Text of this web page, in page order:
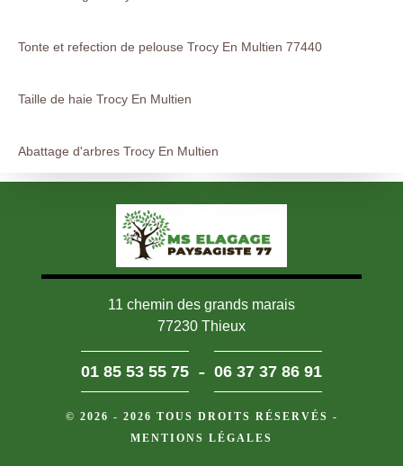
Tonte et refection de pelouse Trocy En Multien 77440
Taille de haie Trocy En Multien
Abattage d'arbres Trocy En Multien
11 chemin des grands marais
77230 Thieux
01 85 53 55 75 - 06 37 37 86 91
© 2026 - 2026 TOUS DROITS RÉSERVÉS -
MENTIONS LÉGALES